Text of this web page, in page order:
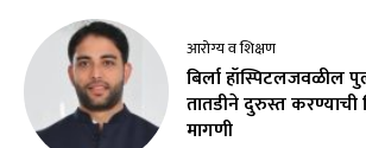
आरोग्य व शिक्षण
बिर्ला
तातडीने दुरुस्त करण्याची
मागणी